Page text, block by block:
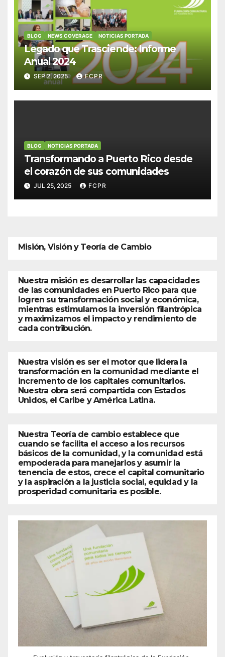
BLOG NEWS COVERAGE NOTICIAS PORTADA
Legado que Trasciende: Informe
Anual 2024
SEP 2, 2025 FCPR
BLOG NOTICIAS PORTADA
Transformando a Puerto Rico desde
el corazón de sus comunidades
JUL 25, 2025 FCPR
Misión, Visión y Teoría de Cambio
Nuestra misión es desarrollar las capacidades
de las comunidades en Puerto Rico para que
logren su transformación social y económica,
mientras estimulamos la inversión filantrópica
y maximizamos el impacto y rendimiento de
cada contribución.
Nuestra visión es ser el motor que lidera la
transformación en la comunidad mediante el
incremento de los capitales comunitarios.
Nuestra obra será compartida con Estados
Unidos, el Caribe y América Latina.
Nuestra Teoría de cambio establece que
cuando se facilita el acceso a los recursos
básicos de la comunidad, y la comunidad está
empoderada para manejarlos y asumir la
tenencia de estos, crece el capital comunitario
y la aspiración a la justicia social, equidad y la
prosperidad comunitaria es posible.